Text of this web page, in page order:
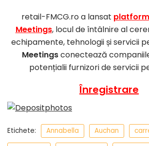
retail-FMCG.ro a lansat
Meetings, locul de întâlnire al
echipamente, tehnologii și servicii
Meetingsconectează
potențialii furnizori de servicii
Înregistrare
Etichete: Annabella Auchan